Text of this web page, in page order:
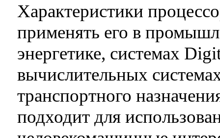
Характеристики
применять его в
энергетике, системах
вычислительных
транспортного
подходит для